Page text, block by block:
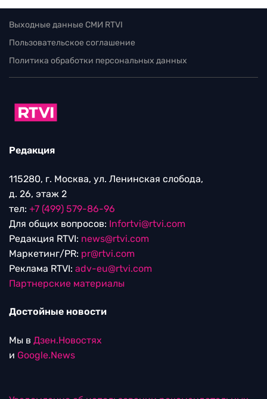
Выходные данные СМИ RTVI
Пользовательское соглашение
Политика обработки персональных данных
Редакция
115280, г. Москва, ул. Ленинская слобода,
д. 26, этаж 2
тел: +7 (499) 579-86-96
Для общих вопросов: Infortvi@rtvi.com
Редакция RTVI: news@rtvi.com
Маркетинг/PR: pr@rtvi.com
Реклама RTVI: adv-eu@rtvi.com
Партнерские материалы
Достойные новости
Мы в Дзен.Новостях
и Google.News